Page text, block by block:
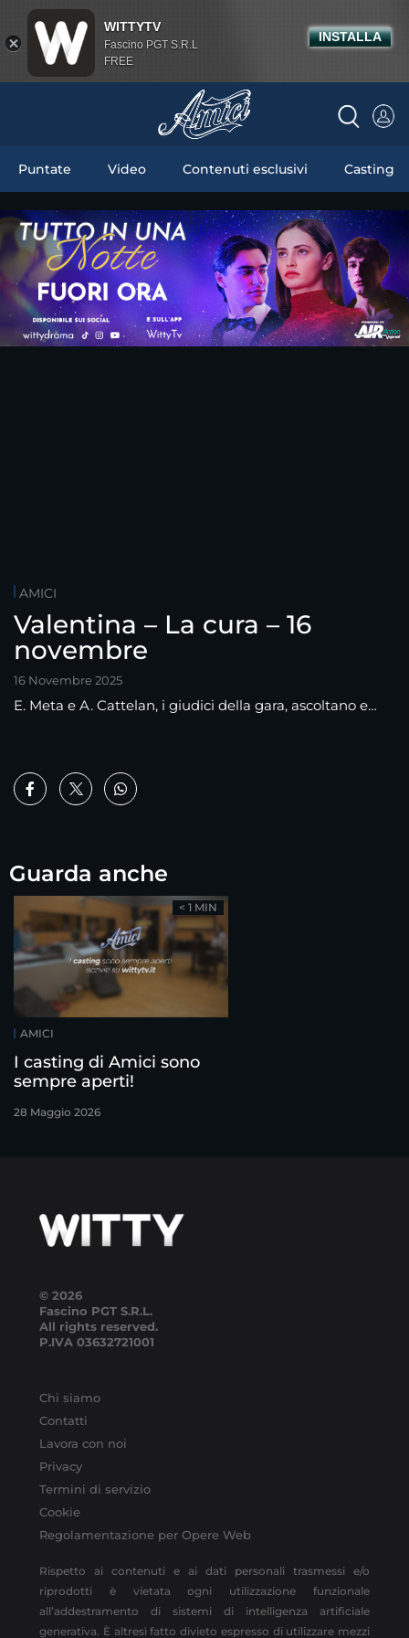
Puntate Video Contenuti esclusivi Casting
AMICI
Valentina – La cura – 16
novembre
16 Novembre 2025
E. Meta e A. Cattelan, i giudici della gara, ascoltano e…
Guarda anche
AMICI
I casting di Amici sono
sempre aperti!
28 Maggio 2026
< 1 MIN
© 2026
Fascino PGT S.R.L.
All rights reserved.
P.IVA 03632721001
Chi siamo
Contatti
Lavora con noi
Privacy
Termini di servizio
Cookie
Regolamentazione per Opere Web
Rispetto ai contenuti e ai dati personali trasmessi e/o
riprodotti è vietata ogni utilizzazione funzionale
all’addestramento di sistemi di intelligenza artificiale
generativa. È altresì fatto divieto espresso di utilizzare mezzi
WITTYTV
Fascino PGT S.R.L
FREE
INSTALLA